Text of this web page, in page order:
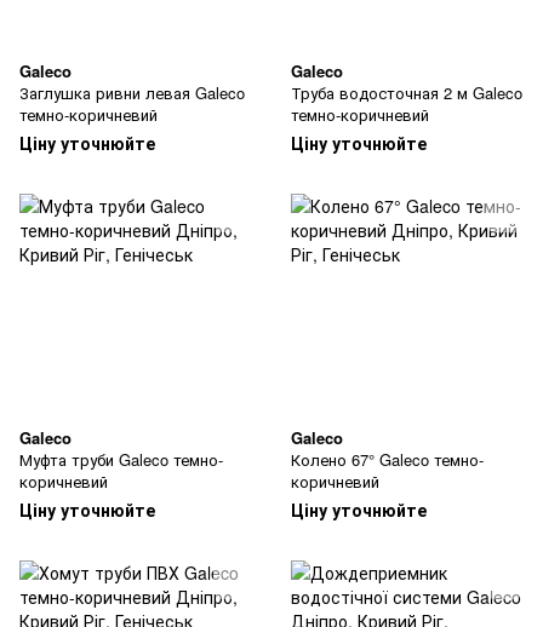
Galeco
Заглушка ривни левая Galeco
темно-коричневий
Ціну уточнюйте
Galeco
Труба водосточная 2 м Galeco
темно-коричневий
Ціну уточнюйте
Galeco
Муфта труби Galeco темно-
коричневий
Ціну уточнюйте
Galeco
Колено 67° Galeco темно-
коричневий
Ціну уточнюйте